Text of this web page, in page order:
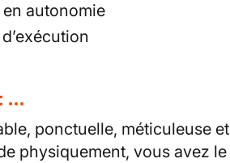
autonomie
…
ponctuelle, méticuleuse et
physiquement, vous avez le